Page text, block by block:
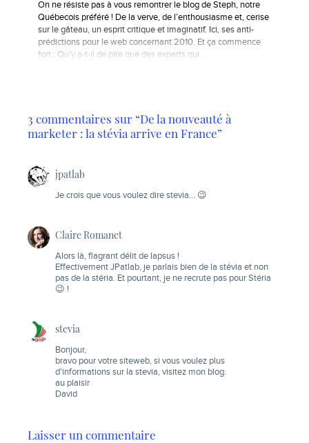
On ne résiste pas à vous remontrer le blog de Steph, notre
Québecois préféré ! De la verve, de l’enthousiasme et, cerise
sur le gâteau, un esprit critique et imaginatif. Ici, ses anti-
prédictions pour le web concernant 2010. Et ça commence
fort : Qu’y a-t-il de pire que des experts qui…
3 commentaires sur “De la nouveauté à
marketer : la stévia arrive en France”
jpatlab
Je crois que vous voulez dire stevia… 😉
Claire Romanet
Alors là, flagrant délit de lapsus !
Effectivement JPatlab, je parlais bien de la stévia et non
pas de la stéria. Et pourtant, je ne recrute pas pour Stéria
😉 !
stevia
Bonjour,
bravo pour votre siteweb, si vous voulez plus
d'informations sur la stevia, visitez mon blog.
au plaisir
David
Laisser un commentaire